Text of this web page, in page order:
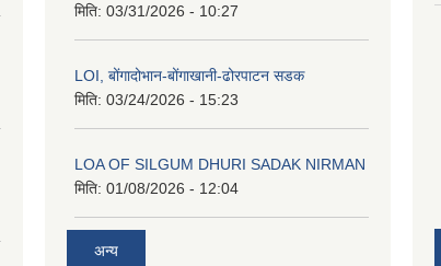
मिति: 03/31/2026 - 10:27
LOI, बोंगादोभान-बोंगाखानी-ढोरपाटन सडक
मिति: 03/24/2026 - 15:23
LOA OF SILGUM DHURI SADAK NIRMAN
मिति: 01/08/2026 - 12:04
अन्य